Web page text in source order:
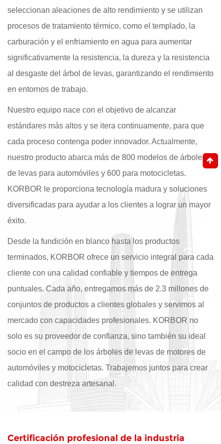
seleccionan aleaciones de alto rendimiento y se utilizan
procesos de tratamiento térmico, como el templado, la
carburación y el enfriamiento en agua para aumentar
significativamente la resistencia, la dureza y la resistencia
al desgaste del árbol de levas, garantizando el rendimiento
en entornos de trabajo.
Nuestro equipo nace con el objetivo de alcanzar
estándares más altos y se itera continuamente, para que
cada proceso contenga poder innovador. Actualmente,
nuestro producto abarca más de 800 modelos de árboles
de levas para automóviles y 600 para motocicletas.
KORBOR le proporciona tecnología madura y soluciones
diversificadas para ayudar a los clientes a lograr un mayor
éxito.
Desde la fundición en blanco hasta los productos
terminados, KORBOR ofrece un servicio integral para cada
cliente con una calidad confiable y tiempos de entrega
puntuales. Cada año, entregamos más de 2.3 millones de
conjuntos de productos a clientes globales y servimos al
mercado con capacidades profesionales. KORBOR no
solo es su proveedor de confianza, sino también su ideal
socio en el campo de los árboles de levas de motores de
automóviles y motocicletas. Trabajemos juntos para crear
calidad con destreza artesanal.
Certificación profesional de la industria